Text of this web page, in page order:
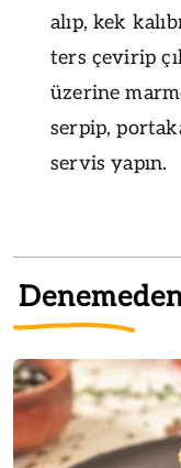
alıp, kek
ters çevirip
üzerine
serpip,
servis yapın.